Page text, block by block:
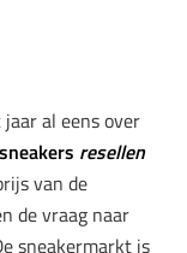
al eens over
sneakers resellen
van de
de vraag naar
sneakermarkt is